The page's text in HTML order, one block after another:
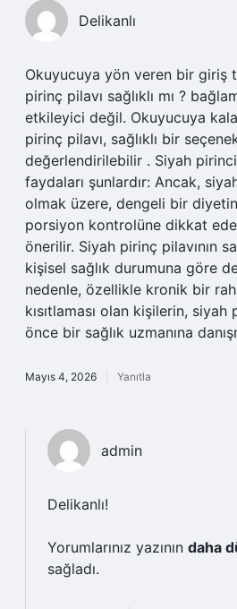
Delikanlı
Okuyucuya yön veren bir giriş
pirinç pilavı sağlıklı mı ?
etkileyici değil. Okuyucuya
pirinç pilavı, sağlıklı bir
değerlendirilebilir . Siyah
faydaları şunlardır: Ancak,
olmak üzere, dengeli bir
porsiyon kontrolüne dikkat
önerilir. Siyah pirinç pilavının
kişisel sağlık durumuna göre
nedenle, özellikle kronik bir
kısıtlaması olan kişilerin,
önce bir sağlık uzmanına
Mayıs 4, 2026 Yanıtla
admin
Delikanlı!
Yorumlarınız yazının daha
sağladı.